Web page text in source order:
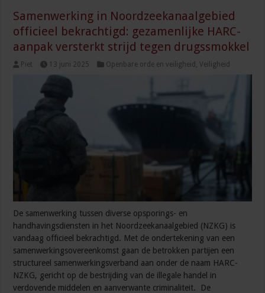
Samenwerking in Noordzeekanaalgebied
officieel bekrachtigd: gezamenlijke HARC-
aanpak versterkt strijd tegen drugssmokkel
Piet 13 juni 2025 Openbare orde en veiligheid ,Veiligheid
De samenwerking tussen diverse opsporings- en
handhavingsdiensten in het Noordzeekanaalgebied (NZKG) is
vandaag officieel bekrachtigd. Met de ondertekening van een
samenwerkingsovereenkomst gaan de betrokken partijen een
structureel samenwerkingsverband aan onder de naam HARC-
NZKG, gericht op de bestrijding van de illegale handel in
verdovende middelen en aanverwante criminaliteit. De